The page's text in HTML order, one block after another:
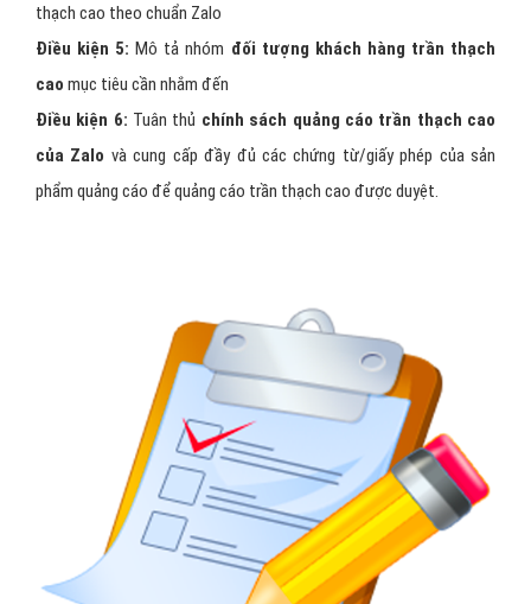
thạch cao theo chuẩn Zalo
Điều kiện 5: Mô tả nhóm đối tượng khách hàng trần thạch
cao mục tiêu cần nhắm đến
Điều kiện 6: Tuân thủ chính sách quảng cáo trần thạch cao
của Zalo và cung cấp đầy đủ các chứng từ/giấy phép của sản
phẩm quảng cáo để quảng cáo trần thạch cao được duyệt.